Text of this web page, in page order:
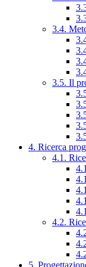
3.4.
3.5. Il
4. Ricerca
4.1.
4.2.
5.